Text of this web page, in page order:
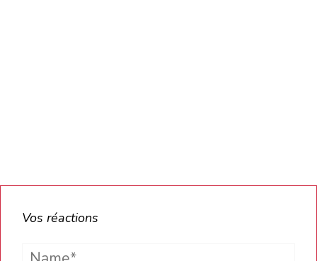
Vos réactions
Name*